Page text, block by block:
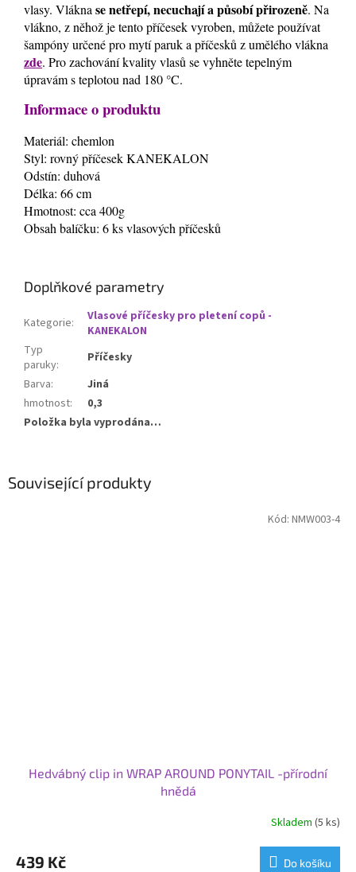
Související produkty
Hedvábný clip in WRAP AROUND PONYTAIL -přírodní
hnědá
Skladem (5 ks)
439 Kč Do košíku
Kód: NMW003-4
vlasy. Vlákna se netřepí, necuchají a působí přirozeně. Na
vlákno, z něhož je tento příčesek vyroben, můžete používat
šampóny určené pro mytí paruk a příčesků z umělého vlákna
zde. Pro zachování kvality vlasů se vyhněte tepelným
úpravám s teplotou nad 180 °C.
Informace o produktu
Materiál: chemlon
Styl: rovný příčesek KANEKALON
Odstín: duhová
Délka: 66 cm
Hmotnost: cca 400g
Obsah balíčku: 6 ks vlasových příčesků
Doplňkové parametry
Kategorie:
Vlasové příčesky pro pletení copů -
KANEKALON
Typ
paruky:
Příčesky
Barva:
Jiná
hmotnost:
0,3
Položka byla vyprodána…